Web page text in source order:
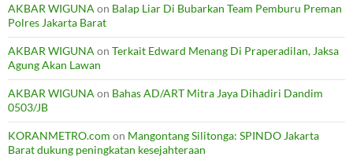
AKBAR WIGUNA on Balap Liar Di Bubarkan Team Pemburu Preman
Polres Jakarta Barat
AKBAR WIGUNA on Terkait Edward Menang Di Praperadilan, Jaksa
Agung Akan Lawan
AKBAR WIGUNA on Bahas AD/ART Mitra Jaya Dihadiri Dandim
0503/JB
KORANMETRO.com on Mangontang Silitonga: SPINDO Jakarta
Barat dukung peningkatan kesejahteraan